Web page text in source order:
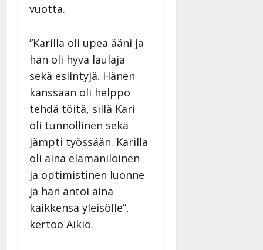
vuotta.
”Karilla oli upea ääni ja
hän oli hyvä laulaja
sekä esiintyjä. Hänen
kanssaan oli helppo
tehdä töitä, sillä Kari
oli tunnollinen sekä
jämpti työssään. Karilla
oli aina elämäniloinen
ja optimistinen luonne
ja hän antoi aina
kaikkensa yleisölle”,
kertoo Aikio.